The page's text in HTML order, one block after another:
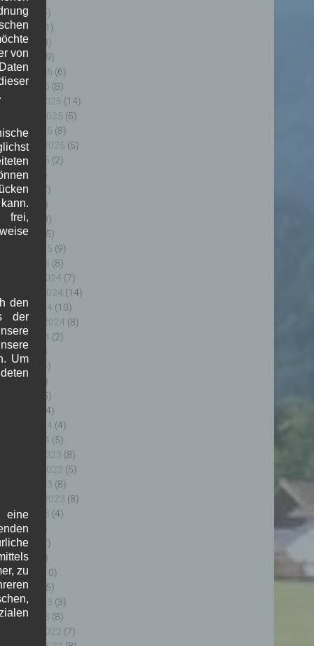
2026
(4)
2026
(11)
2026
(8)
2026
(9)
Februar 2026 (6)
2026 (8)
2025 (14)
November 2025 (5)
2025 (8)
2025 (5)
2025 (2)
2025
(9)
2025
(7)
2025
(3)
2025
(8)
2025
(5)
Februar 2025 (9)
Januar 2025 (8)
Dezember 2024 (7)
November 2024 (14)
2024 (10)
2024 (8)
2024 (2)
2024
(9)
2024
(4)
(4)
(5)
(4)
Februar 2024 (4)
Januar 2024 (5)
Dezember 2023 (8)
November 2023 (5)
Oktober 2023 (8)
September 2023 (8)
2023 (4)
2023
(8)
2023
(7)
2023
(8)
2023
(10)
2023
(5)
2023 (3)
2023 (8)
Dezember 2022 (7)
von
frei,
den
der
Um
eine
zu